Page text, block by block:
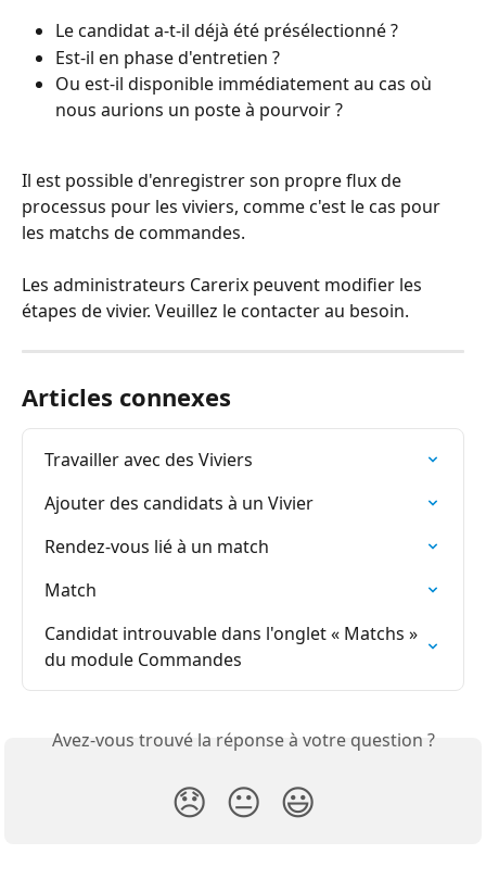
Le candidat a-t-il déjà été présélectionné ?
Est-il en phase d'entretien ?
Ou est-il disponible immédiatement au cas où
nous aurions un poste à pourvoir ?
Il est possible d'enregistrer son propre flux de
processus pour les viviers, comme c'est le cas pour
les matchs de commandes.
Les administrateurs Carerix peuvent modifier les
étapes de vivier. Veuillez le contacter au besoin.
Articles connexes
Travailler avec des Viviers
Ajouter des candidats à un Vivier
Rendez-vous lié à un match
Match
Candidat introuvable dans l'onglet « Matchs »
du module Commandes
Avez-vous trouvé la réponse à votre question ?
😞 😐 😃